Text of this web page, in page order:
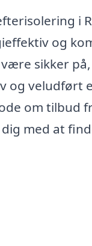
i
og
sikker
og veludført
om tilbud
med at